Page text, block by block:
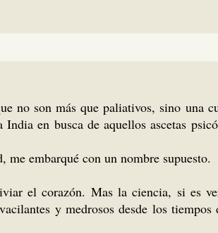
no son más que paliativos, sino una
en busca de aquellos ascetas
embarqué con un nombre supuesto.
el corazón. Mas la ciencia, si es
y medrosos desde los